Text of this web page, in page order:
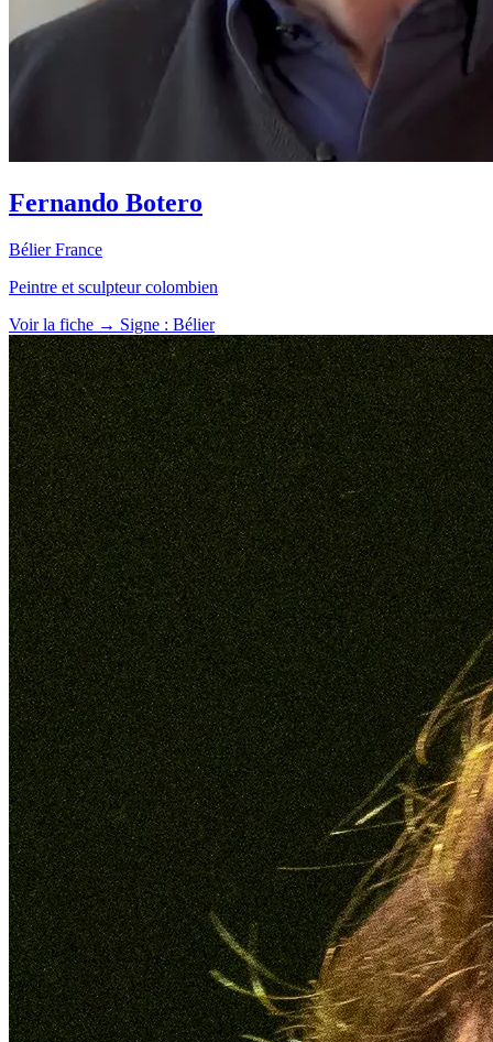
Fernando Botero
Bélier France
Peintre et sculpteur colombien
Voir la fiche → Signe : Bélier